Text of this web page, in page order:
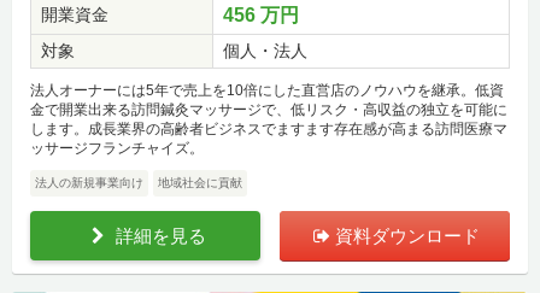
開業資金
456 万円
対象 個人・法人
法人オーナーには5年で売上を10倍にした直営店のノウハウを継承。低資
金で開業出来る訪問鍼灸マッサージで、低リスク・高収益の独立を可能に
します。成長業界の高齢者ビジネスでますます存在感が高まる訪問医療マ
ッサージフランチャイズ。
法人の新規事業向け 地域社会に貢献
詳細を見る 資料ダウンロード